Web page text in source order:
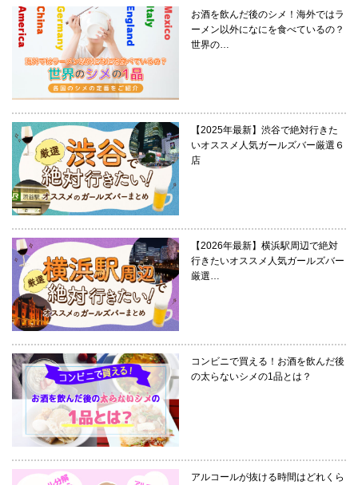
お酒を飲んだ後のシメ！海外ではラ
ーメン以外になにを食べているの？
世界の…
【2025年最新】渋谷で絶対行きた
いオススメ人気ガールズバー厳選６
店
【2026年最新】横浜駅周辺で絶対
行きたいオススメ人気ガールズバー
厳選…
コンビニで買える！お酒を飲んだ後
の太らないシメの1品とは？
アルコールが抜ける時間はどれくら